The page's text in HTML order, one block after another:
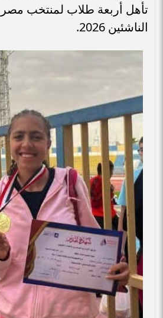
تأهل أربعة طلاب لمنتخب مصر
الناشئين 2026.